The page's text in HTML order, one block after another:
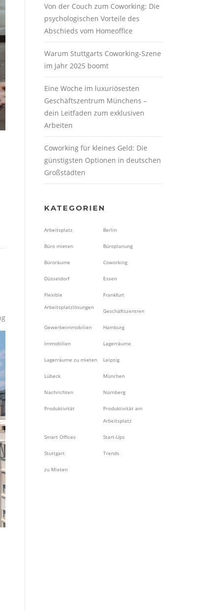
Von der Couch zum Coworking: Die
psychologischen Vorteile des
Abschieds vom Homeoffice
Warum Stuttgarts Coworking-Szene
im Jahr 2025 boomt
Eine Woche im luxuriösesten
Geschäftszentrum Münchens –
dein Leitfaden zum exklusiven
Arbeiten
Coworking für kleines Geld: Die
günstigsten Optionen in deutschen
Großstädten
KATEGORIEN
Arbeitsplatz Berlin
Büro mieten Büroplanung
Büroräume Coworking
Düsseldorf Essen
Flexible
Arbeitsplatzlösungen
Frankfurt
Geschäftszentren
Gewerbeimmobilien Hamburg
Immobilien Lagerräume
Lagerräume zu mieten Leipzig
Lübeck München
Nachrichten Nürnberg
Produktivität
Produktivität am
Arbeitsplatz
Smart Offices Start-Ups
Stuttgart Trends
zu Mieten